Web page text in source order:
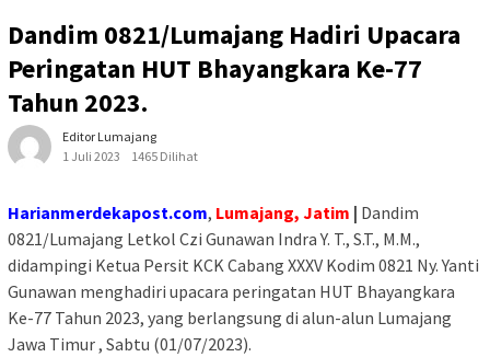
Dandim 0821/Lumajang Hadiri Upacara
Peringatan HUT Bhayangkara Ke-77
Tahun 2023.
Editor Lumajang
1 Juli 2023
1465 Dilihat
Harianmerdekapost.com, Lumajang, Jatim | Dandim
0821/Lumajang Letkol Czi Gunawan Indra Y. T., S.T., M.M.,
didampingi Ketua Persit KCK Cabang XXXV Kodim 0821 Ny. Yanti
Gunawan menghadiri upacara peringatan HUT Bhayangkara
Ke-77 Tahun 2023, yang berlangsung di alun-alun Lumajang
Jawa Timur , Sabtu (01/07/2023).